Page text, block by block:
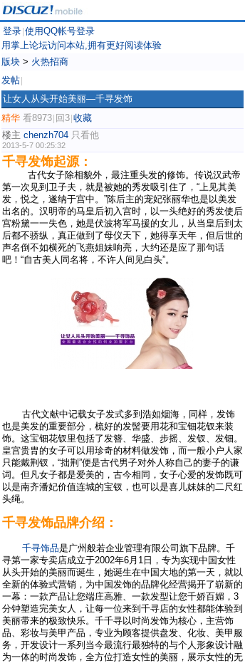
登录 使用QQ帐号登录
用掌上论坛访问本站,拥有更好阅读体验
版块 > 火热招商
发帖
让女人从头开始美丽—千寻发饰
精华 看8973 回3 收藏
楼主 chenzh704 只看他
2013-5-7 00:25:32
千寻发饰起源：
古代女子除相貌外，最注重头发的修饰。传说汉武帝
第一次见到卫子夫，就是被她的秀发吸引住了，“上见其美
发，悦之，遂纳于宫中。”陈后主的宠妃张丽华也是以美发
出名的。汉明帝的马皇后初入宫时，以一头绝好的秀发使后
宫粉黛一一失色，她是伏波将军马援的女儿，从当皇后到太
后都不骄纵，真正做到了母仪天下，她得享天年，但后世的
声名倒不如横死的飞燕姐妹响亮，大约还是应了那句话
吧！“自古美人同名将，不许人间见白头”。
古代文献中记载女子发式多到浩如烟海，同样，发饰
也是美发的重要部分，梳好的发髻要用花和宝钿花钗来装
饰。这宝钿花钗里包括了发簪、华盛、步摇、发钗、发钿。
皇宫贵胄的女子可以用珍奇的材料做发饰，而一般小户人家
只能戴荆钗，“拙荆”便是古代男子对外人称自己的妻子的谦
词。但凡女子都是爱美的，古今相同，女子心爱的发饰既可
以是南齐潘妃价值连城的宝钗，也可以是喜儿妹妹的二尺红
头绳。
千寻发饰品牌介绍：
千寻饰品是广州般若企业管理有限公司旗下品牌。千
寻第一家专卖店成立于2002年6月1日，专为实现中国女性
从头开始的美丽而诞生，她诞生在中国大地的第一天，就以
全新的体验式营销，为中国发饰的品牌化经营揭开了崭新的
一幕：一款产品让您端庄高雅、一款发型让您千娇百媚，3
分钟塑造完美女人，让每一位来到千寻店的女性都能体验到
美丽带来的极致快乐。千千寻以时尚发饰为核心，主营饰
品、彩妆与美甲产品，专业为顾客提供盘发、化妆、美甲服
务，开发设计一系列当今最流行最独特的与个人形象设计融
为一体的时尚发饰，全方位打造女性的美丽，展示女性的无